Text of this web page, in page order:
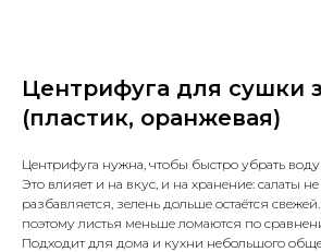
Центрифуга для сушки
(пластик, оранжевая)
Центрифуга нужна, чтобы быстро убрать
Это влияет и на вкус, и на хранение: салаты не
разбавляется, зелень дольше остаётся
поэтому листья меньше ломаются по
Подходит для дома и кухни небольшого